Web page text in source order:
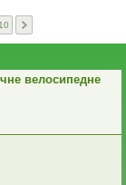
10
велосипедне